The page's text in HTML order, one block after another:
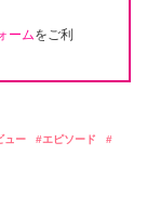
ームをご利
ュー
エピソード